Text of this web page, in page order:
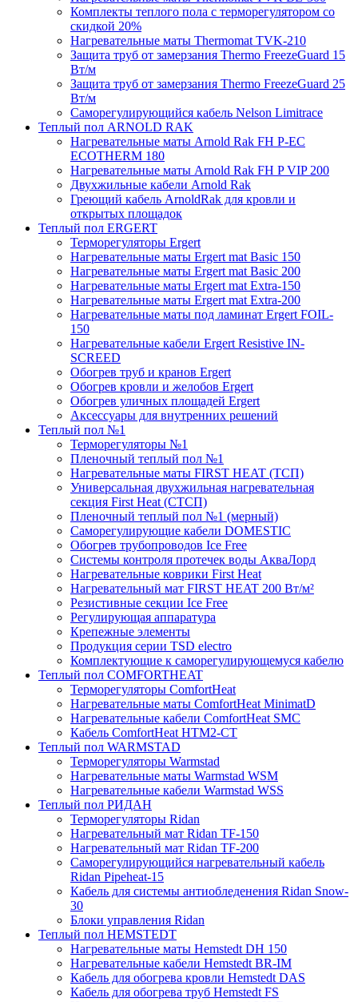
Комплекты теплого пола с терморегулятором со
скидкой 20%
Нагревательные маты Thermomat TVK-210
Защита труб от замерзания Thermo FreezeGuard 15
Вт/м
Защита труб от замерзания Thermo FreezeGuard 25
Вт/м
Саморегулирующийся кабель Nelson Limitrace
Теплый пол ARNOLD RAK
Нагревательные маты Arnold Rak FH P-EC
ECOTHERM 180
Нагревательные маты Arnold Rak FH P VIP 200
Двухжильные кабели Arnold Rak
Греющий кабель ArnoldRak для кровли и
открытых площадок
Теплый пол ERGERT
Терморегуляторы Ergert
Нагревательные маты Ergert mat Basic 150
Нагревательные маты Ergert mat Basic 200
Нагревательные маты Ergert mat Extra-150
Нагревательные маты Ergert mat Extra-200
Нагревательные маты под ламинат Ergert FOIL-
150
Нагревательные кабели Ergert Resistive IN-
SCREED
Обогрев труб и кранов Ergert
Обогрев кровли и желобов Ergert
Обогрев уличных площадей Ergert
Аксессуары для внутренних решений
Теплый пол №1
Терморегуляторы №1
Пленочный теплый пол №1
Нагревательные маты FIRST HEAT (ТСП)
Универсальная двухжильная нагревательная
секция First Heat (СТСП)
Пленочный теплый пол №1 (мерный)
Саморегулирующие кабели DOMESTIC
Обогрев трубопроводов Ice Free
Системы контроля протечек воды АкваЛорд
Нагревательные коврики First Heat
Нагревательный мат FIRST HEAT 200 Вт/м²
Резистивные секции Ice Free
Регулирующая аппаратура
Крепежные элементы
Продукция серии TSD electro
Комплектующие к саморегулирующемуся кабелю
Теплый пол COMFORTHEAT
Терморегуляторы ComfortHeat
Нагревательные маты ComfortHeat MinimatD
Нагревательные кабели ComfortHeat SMC
Кабель ComfortHeat HTM2-CT
Теплый пол WARMSTAD
Терморегуляторы Warmstad
Нагревательные маты Warmstad WSM
Нагревательные кабели Warmstad WSS
Теплый пол РИДАН
Терморегуляторы Ridan
Нагревательный мат Ridan TF-150
Нагревательный мат Ridan TF-200
Саморегулирующийся нагревательный кабель
Ridan Pipeheat-15
Кабель для системы антиобледенения Ridan Snow-
30
Блоки управления Ridan
Теплый пол HEMSTEDT
Нагревательные маты Hemstedt DH 150
Нагревательные кабели Hemstedt BR-IM
Кабель для обогрева кровли Hemstedt DAS
Кабель для обогрева труб Hemstedt FS